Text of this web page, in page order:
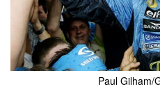
Paul Gilham/